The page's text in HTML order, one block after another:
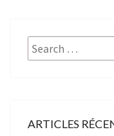
Search
for:
ARTICLES